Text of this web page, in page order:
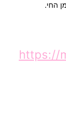
החי.
https://